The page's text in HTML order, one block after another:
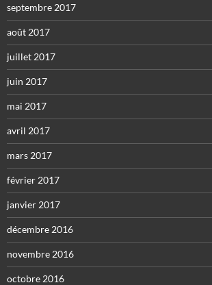
septembre 2017
août 2017
juillet 2017
juin 2017
mai 2017
avril 2017
mars 2017
février 2017
janvier 2017
décembre 2016
novembre 2016
octobre 2016